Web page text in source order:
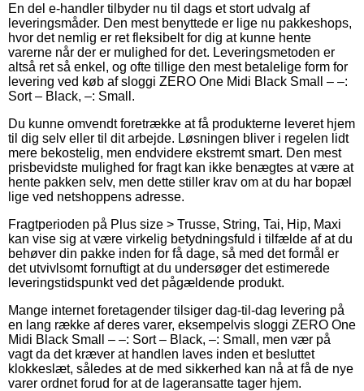
En del e-handler tilbyder nu til dags et stort udvalg af
leveringsmåder. Den mest benyttede er lige nu pakkeshops,
hvor det nemlig er ret fleksibelt for dig at kunne hente
varerne når der er mulighed for det. Leveringsmetoden er
altså ret så enkel, og ofte tillige den mest betalelige form for
levering ved køb af sloggi ZERO One Midi Black Small – –:
Sort – Black, –: Small.
Du kunne omvendt foretrække at få produkterne leveret hjem
til dig selv eller til dit arbejde. Løsningen bliver i regelen lidt
mere bekostelig, men endvidere ekstremt smart. Den mest
prisbevidste mulighed for fragt kan ikke benægtes at være at
hente pakken selv, men dette stiller krav om at du har bopæl
lige ved netshoppens adresse.
Fragtperioden på Plus size > Trusse, String, Tai, Hip, Maxi
kan vise sig at være virkelig betydningsfuld i tilfælde af at du
behøver din pakke inden for få dage, så med det formål er
det utvivlsomt fornuftigt at du undersøger det estimerede
leveringstidspunkt ved det pågældende produkt.
Mange internet foretagender tilsiger dag-til-dag levering på
en lang række af deres varer, eksempelvis sloggi ZERO One
Midi Black Small – –: Sort – Black, –: Small, men vær på
vagt da det kræver at handlen laves inden et besluttet
klokkeslæt, således at de med sikkerhed kan nå at få de nye
varer ordnet forud for at de lageransatte tager hjem.